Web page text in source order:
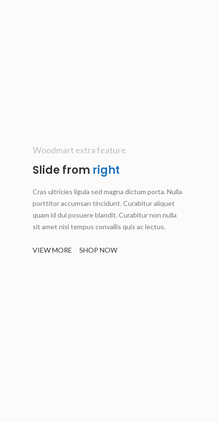
Woodmart extra feature
Slide from right
Cras ultricies ligula sed magna dictum porta. Nulla
porttitor accumsan tincidunt. Curabitur aliquet
quam id dui posuere blandit. Curabitur non nulla
sit amet nisl tempus convallis quis ac lectus.
VIEW MORE SHOP NOW